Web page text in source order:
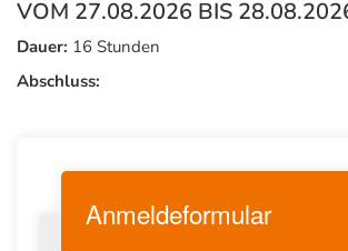
VOM 27.08.2026 BIS
Dauer: 16 Stunden
Abschluss:
Anmeldeformular